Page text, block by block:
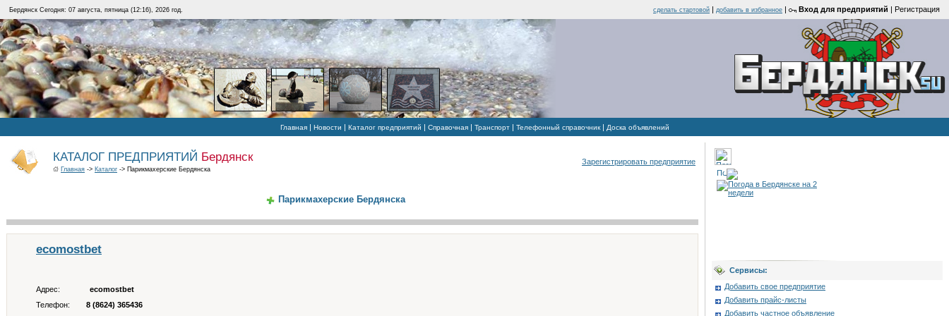
Бердянск Сегодня: 07 августа, пятница (12:16), 2026 год. cделать стартовой | добавить в избранное | Вход для предприятий | Регистрация
Главная| Новости | Каталог предприятий | Справочная| Транспорт| Телефонный справочник| Доска объявлений
КАТАЛОГ ПРЕДПРИЯТИЙ Бердянск
Главная -> Каталог -> Парикмахерские Бердянска
Зарегистрировать предприятие
Парикмахерские Бердянска
ecomostbet
Адрес:
ecomostbet
Телефон:
8 (8624) 365436
Сервисы:
Добавить свое предприятие
Добавить прайс-листы
Добавить частное объявление